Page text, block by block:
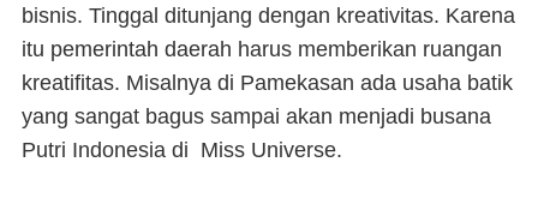
bisnis. Tinggal ditunjang dengan kreativitas. Karena
itu pemerintah daerah harus memberikan ruangan
kreatifitas. Misalnya di Pamekasan ada usaha batik
yang sangat bagus sampai akan menjadi busana
Putri Indonesia di Miss Universe.